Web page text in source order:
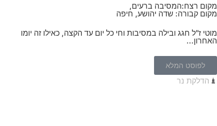
מקום רצח:המסיבה ברעים,
מקום קבורה: שדה יהושע, חיפה
מוטי ז"ל חגג ובילה במסיבות וחי כל יום עד הקצה, כאילו זה יומו
האחרון...
לפוסט המלא
הדלקת נר